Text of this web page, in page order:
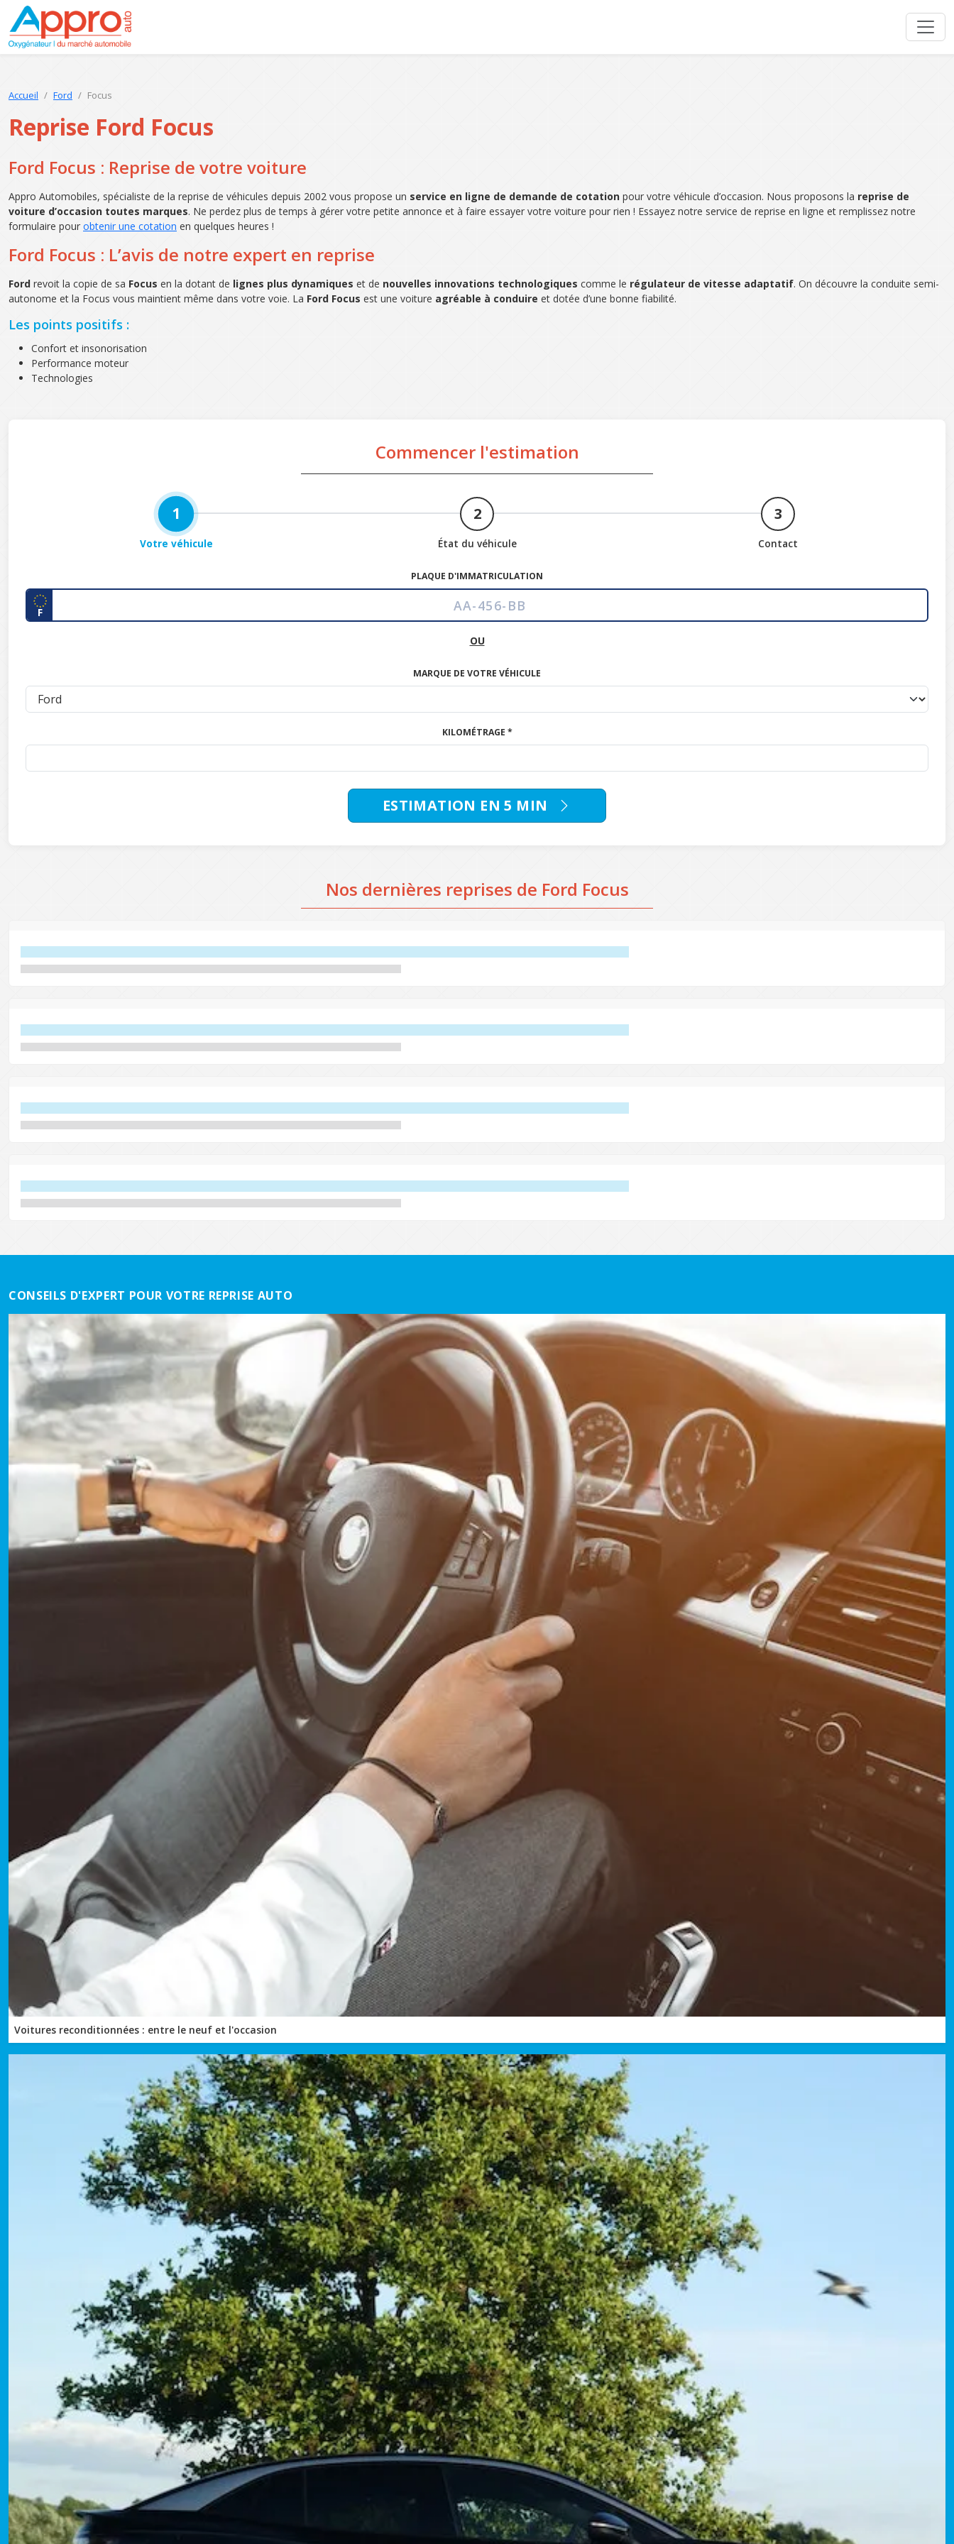
Accueil Ford Focus
Reprise Ford Focus
Ford Focus : Reprise de votre voiture
Appro Automobiles, spécialiste de la reprise de véhicules depuis 2002 vous propose un service en ligne de demande de cotation pour votre véhicule d’occasion. Nous proposons la reprise de
voiture d’occasion toutes marques. Ne perdez plus de temps à gérer votre petite annonce et à faire essayer votre voiture pour rien ! Essayez notre service de reprise en ligne et remplissez notre
formulaire pour obtenir une cotation en quelques heures !
Ford Focus : L’avis de notre expert en reprise
Ford revoit la copie de sa Focus en la dotant de lignes plus dynamiques et de nouvelles innovations technologiques comme le régulateur de vitesse adaptatif. On découvre la conduite semi-
autonome et la Focus vous maintient même dans votre voie. La Ford Focus est une voiture agréable à conduire et dotée d’une bonne fiabilité.
Les points positifs :
Confort et insonorisation
Performance moteur
Technologies
Commencer l'estimation
1
Votre véhicule
2
État du véhicule
3
Contact
PLAQUE D'IMMATRICULATION
F
OU
MARQUE DE VOTRE VÉHICULE
KILOMÉTRAGE *
ESTIMATION EN 5 MIN
Nos dernières reprises de Ford Focus
CONSEILS D'EXPERT POUR VOTRE REPRISE AUTO
Voitures reconditionnées : entre le neuf et l'occasion